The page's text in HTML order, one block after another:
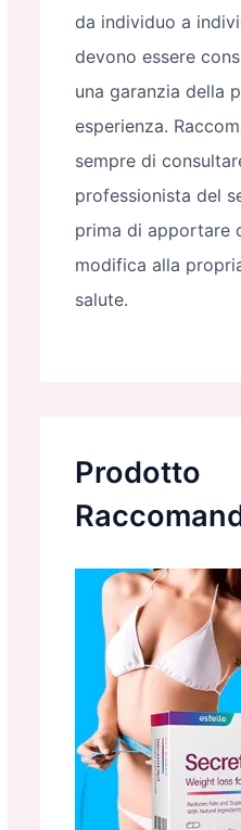
da individuo a
devono essere
una garanzia della
esperienza.
sempre di
professionista del
prima di apportare
modifica alla
salute.
Prodotto